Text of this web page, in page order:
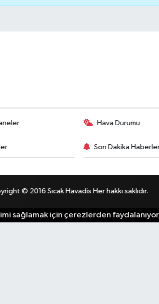
Hava Durumu
Son Dakika
© 2016 Sıcak Havadis Her hakkı saklıdır.
sağlamak için çerezlerden